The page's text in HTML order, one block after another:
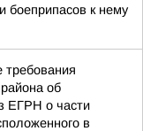
боеприпасов к нему
требования
района об
ЕГРН о части
в